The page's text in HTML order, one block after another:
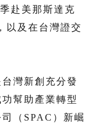
赴美那斯達克
以及在台灣證交
灣新創充分發
幫助產業轉型
（SPAC）新崛